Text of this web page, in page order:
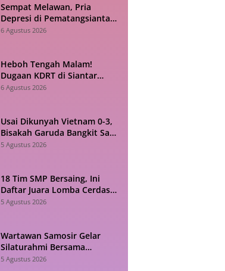
Sempat Melawan, Pria
Depresi di Pematangsiantar
Akhirnya Dievakuasi Polisi
6 Agustus 2026
Heboh Tengah Malam!
Dugaan KDRT di Siantar
Barat Berujung ke Kantor
6 Agustus 2026
Usai Dikunyah Vietnam 0-3,
Bisakah Garuda Bangkit Saat
Bertandang ke Singapura?
5 Agustus 2026
18 Tim SMP Bersaing, Ini
Daftar Juara Lomba Cerdas
Cermat HAN 2026 di Toba
5 Agustus 2026
Wartawan Samosir Gelar
Silaturahmi Bersama
Diskominfo, Sepakat Bangun
5 Agustus 2026